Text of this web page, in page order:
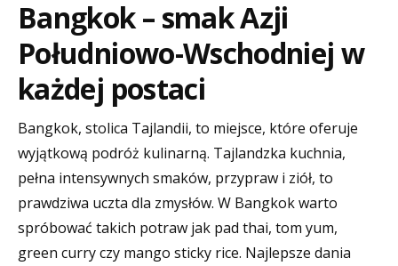
Bangkok – smak Azji
Południowo-Wschodniej w
każdej postaci
Bangkok, stolica Tajlandii, to miejsce, które oferuje
wyjątkową podróż kulinarną. Tajlandzka kuchnia,
pełna intensywnych smaków, przypraw i ziół, to
prawdziwa uczta dla zmysłów. W Bangkok warto
spróbować takich potraw jak pad thai, tom yum,
green curry czy mango sticky rice. Najlepsze dania